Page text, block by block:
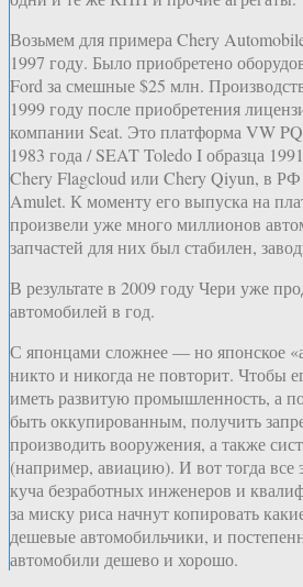
Возьмем для примера Chery
1997 году. Было приобретено
Ford за смешные $25 млн.
1999 году после приобретения
компании Seat. Это платформа VW
1983 года / SEAT Toledo I образца
Chery Flagcloud или Chery Qiyun, в
Amulet. К моменту его выпуска на
произвели уже много миллионов
запчастей для них был стабилен,
В результате в 2009 году Чери уже
автомобилей в год.
С японцами сложнее — но японское
никто и никогда не повторит. Чтобы
иметь развитую промышленность, а
быть оккупированным, получить
производить вооружения, а также
(например, авиацию). И вот тогда все
куча безработных инженеров и
за миску риса начнут копировать
дешевые автомобильчики, и
автомобили дешево и хорошо.